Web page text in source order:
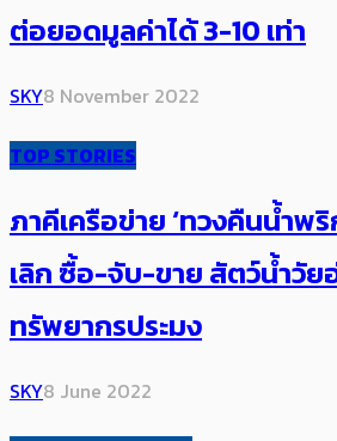
ต่อยอดมูลค่าได้ 3-10 เท่า
SKY8 November 2022
TOP STORIES
ภาคีเครือข่าย ‘ทวงคืนน้ำพ
เลิก ซื้อ-จับ-ขาย สัตว์น้ำวั
ทรัพยากรประมง
SKY8 June 2022